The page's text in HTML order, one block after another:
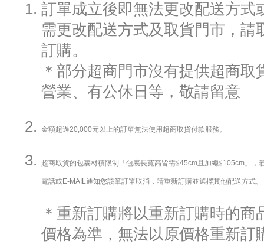
訂單成立後即無法更改配送方式
需更改配送方式及取貨門市，請
訂購。
＊部分超商門市沒有提供超商取
營業、有公休日等，敬請留意
金額超過20,000元以上的訂單無法使用超商取貨付款服務。
超商取貨的包裹材積限制「包裹長寬高皆需≦45cm且加總≦105cm」，
電話或E-MAIL通知您該筆訂單取消，請重新訂購並選擇其他配送方式。
＊重新訂購將以重新訂購時的商
價格為準，無法以原價格重新訂